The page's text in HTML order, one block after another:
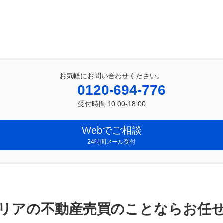
お気軽にお問い合わせください。
0120-694-776
受付時間 10:00-18:00
Webでご相談
24時間メール受付
アの不動産売買のことならお任せ